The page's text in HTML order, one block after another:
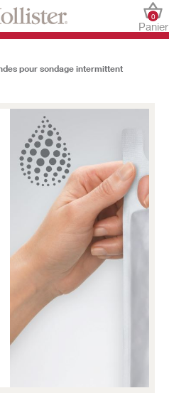
Panier
0
pour sondage intermittent